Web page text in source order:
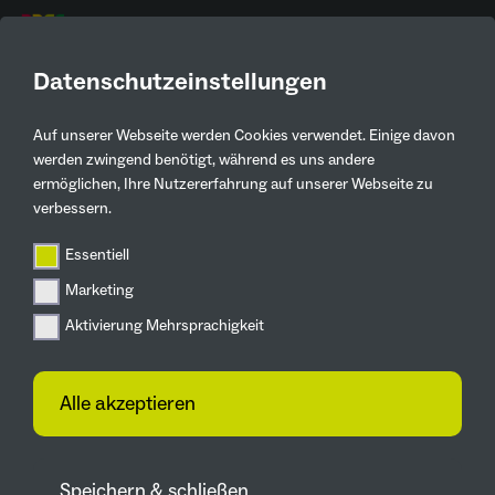
Datenschutzeinstellungen
Auf unserer Webseite werden Cookies verwendet. Einige davon
werden zwingend benötigt, während es uns andere
ermöglichen, Ihre Nutzererfahrung auf unserer Webseite zu
verbessern.
Essentiell
Marketing
Aktivierung Mehrsprachigkeit
Alle akzeptieren
Kontaktinformationen
meine ernte Kundenteam
022828617119
info@meine-ernte.de
Siemensstraße 36, 53121 Bonn
Zur Webseite